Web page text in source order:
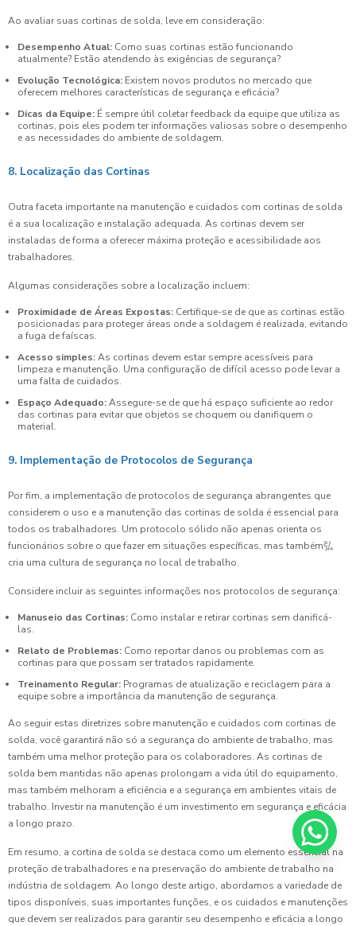
Ao avaliar suas cortinas de solda, leve em consideração:
Desempenho Atual: Como suas cortinas estão funcionando
atualmente? Estão atendendo às exigências de segurança?
Evolução Tecnológica: Existem novos produtos no mercado que
oferecem melhores características de segurança e eficácia?
Dicas da Equipe: É sempre útil coletar feedback da equipe que utiliza as
cortinas, pois eles podem ter informações valiosas sobre o desempenho
e as necessidades do ambiente de soldagem.
8. Localização das Cortinas
Outra faceta importante na manutenção e cuidados com cortinas de solda
é a sua localização e instalação adequada. As cortinas devem ser
instaladas de forma a oferecer máxima proteção e acessibilidade aos
trabalhadores.
Algumas considerações sobre a localização incluem:
Proximidade de Áreas Expostas: Certifique-se de que as cortinas estão
posicionadas para proteger áreas onde a soldagem é realizada, evitando
a fuga de faíscas.
Acesso simples:As cortinas devem estar sempre acessíveis para
limpeza e manutenção. Uma configuração de difícil acesso pode levar a
uma falta de cuidados.
Espaço Adequado:Assegure-se de que há espaço suficiente ao redor
das cortinas para evitar que objetos se choquem ou danifiquem o
material.
9. Implementação de Protocolos de Segurança
Por fim, a implementação de protocolos de segurança abrangentes que
considerem o uso e a manutenção das cortinas de solda é essencial para
todos os trabalhadores. Um protocolo sólido não apenas orienta os
funcionários sobre o que fazer em situações específicas, mas também弘
cria uma cultura de segurança no local de trabalho.
Considere incluir as seguintes informações nos protocolos de segurança:
Manuseio das Cortinas: Como instalar e retirar cortinas sem danificá-
las.
Relato de Problemas: Como reportar danos ou problemas com as
cortinas para que possam ser tratados rapidamente.
Treinamento Regular: Programas de atualização e reciclagem para a
equipe sobre a importância da manutenção de segurança.
Ao seguir estas diretrizes sobre manutenção e cuidados com cortinas de
solda, você garantirá não só a segurança do ambiente de trabalho, mas
também uma melhor proteção para os colaboradores. As cortinas de
solda bem mantidas não apenas prolongam a vida útil do equipamento,
mas também melhoram a eficiência e a segurança em ambientes vitais de
trabalho. Investir na manutenção é um investimento em segurança e eficácia
a longo prazo.
Em resumo, a cortina de solda se destaca como um elemento essencial na
proteção de trabalhadores e na preservação do ambiente de trabalho na
indústria de soldagem. Ao longo deste artigo, abordamos a variedade de
tipos disponíveis, suas importantes funções, e os cuidados e manutenções
que devem ser realizados para garantir seu desempenho e eficácia a longo